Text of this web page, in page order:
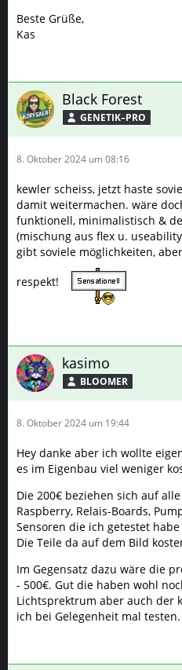
Beste Grüße,
Kas
Black Forest
GENETIK–PRO
8. Oktober 2024 um 08:16
kewler scheiss, jetzt haste
damit weitermachen. wäre
funktionell, minimalistisch &
(mischung aus flex u.
gibt soviele möglichkeiten,
respekt!
kasimo
BLOOMER
8. Oktober 2024 um 19:44
Hey danke aber ich wollte
es im Eigenbau viel weniger
Die 200€ beziehen sich auf
Raspberry, Relais-Boards,
Sensoren die ich getestet
Die Teile da auf dem Bild
Im Gegensatz dazu wäre die
- 500€. Gut die haben wohl
Lichtsprektrum aber auch der
ich bei Gelegenheit mal testen.